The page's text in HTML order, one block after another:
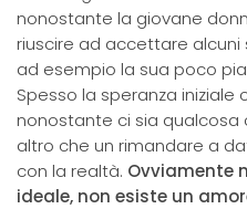
nonostante la giovane
riuscire ad accettare
ad esempio la sua poco
Spesso la speranza
nonostante ci sia qualcosa
altro che un rimandare a
con la realtà. Ovviamente
ideale, non esiste un